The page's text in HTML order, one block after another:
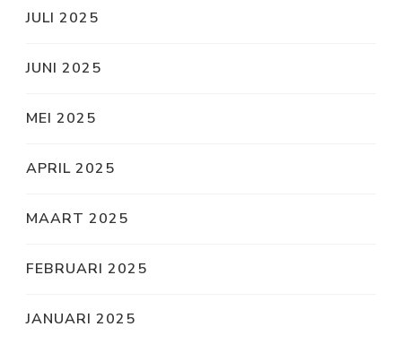
JULI 2025
JUNI 2025
MEI 2025
APRIL 2025
MAART 2025
FEBRUARI 2025
JANUARI 2025